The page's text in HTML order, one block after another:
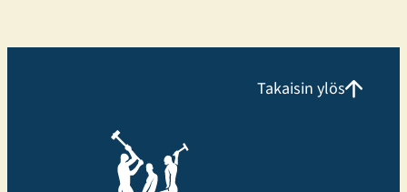
kuntosaliharjoitteluun ja panostaa erityisesti
Liikuntakeskuksessa voi harjoitella omatoimisesti,
Hyrox tunneille tai valita perinteisempiä, tutumpia
ryhmäliikuntatunteja. Uutuuksista erityisen suosittuja
Takaisin ylös